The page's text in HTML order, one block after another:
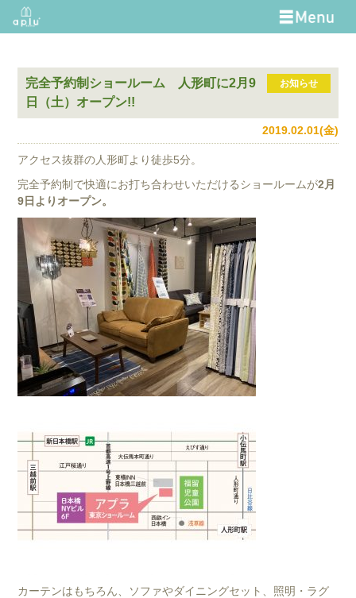
完全予約制ショールーム 人形町に2月9
日（土）オープン!!
お知らせ
2019.02.01(金)
アクセス抜群の人形町より徒歩5分。
完全予約制で快適にお打ち合わせいただけるショールームが2月
9日よりオープン。
カーテンはもちろん、ソファやダイニングセット、照明・ラグ